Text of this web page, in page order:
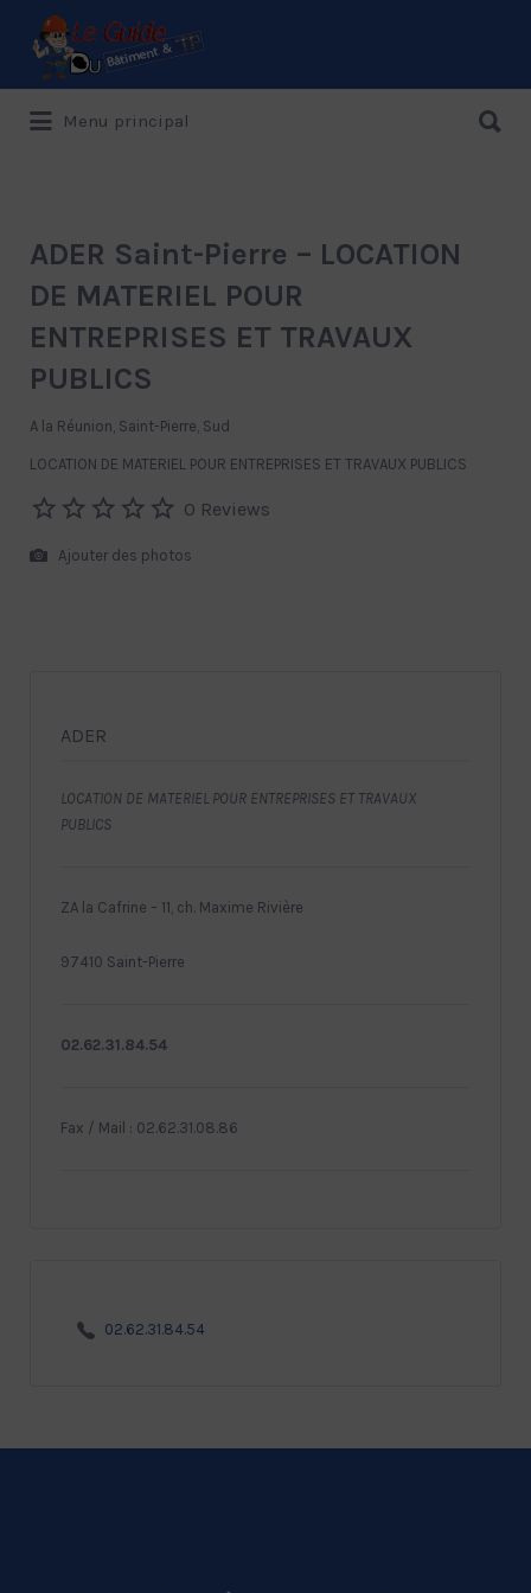
Le Guide de référence depuis 1995
Rechercher:
Menu principal
ADER Saint-Pierre – LOCATION
DE MATERIEL POUR
ENTREPRISES ET TRAVAUX
PUBLICS
A la Réunion, Saint-Pierre, Sud
LOCATION DE MATERIEL POUR ENTREPRISES ET TRAVAUX PUBLICS
0 Reviews
Ajouter des photos
ADER
LOCATION DE MATERIEL POUR ENTREPRISES ET TRAVAUX
PUBLICS
ZA la Cafrine – 11, ch. Maxime Rivière
97410 Saint-Pierre
02.62.31.84.54
Fax / Mail : 02.62.31.08.86
02.62.31.84.54